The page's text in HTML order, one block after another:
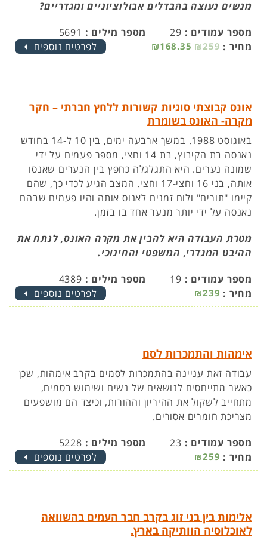
מנשים נעוצה בהבדלים אבולוציוניים ומגדריים?
מספר עמודים : 29 מספר מילים : 5691
מחיר : ₪259
₪168.35 לפרטים נוספים
אונס קבוצתי סוגיות קשורות ללחץ חברתי – חקר
מקרה- האונס בשומרת
באוגוסט 1988. במשך ארבעה ימים, בין 10 ל-14 בחודש
נאנסה בת הקיבוץ, בת 14 וחצי, מספר פעמים על ידי
שמונה נערים. היא התגלגלה כחפץ בין הנערים שאנסו
אותה, בני 16 וחצי-17 וחצי. המצב הגיע לכדי כך, שהם
קיימו "תורים" ולוח זמנים לאנוס אותה והיו פעמים שבהם
נאנסה על ידי יותר מנער אחד בו בזמן.
מטרת העבודה היא להבין את מקרה האונס, לנתח את
ההיבט המגדרי, המשפטי והחינוכי.
מספר עמודים : 19 מספר מילים : 4389
מחיר : ₪239 לפרטים נוספים
אימהות והתמכרות לסם
עבודה זאת עניינה בהתמכרות לסמים בקרב אימהות, שכן
כאשר מתייחסים לנושאים של נשים ושימוש בסמים,
מתחייב לשקול את ההיריון וההורות, וכיצד הם מושפעים
מצריכת חומרים אסורים.
מספר עמודים : 23 מספר מילים : 5228
מחיר : ₪259 לפרטים נוספים
אלימות בין בני זוג בקרב חבר העמים בהשוואה
לאוכלוסיה הוותיקה בארץ.